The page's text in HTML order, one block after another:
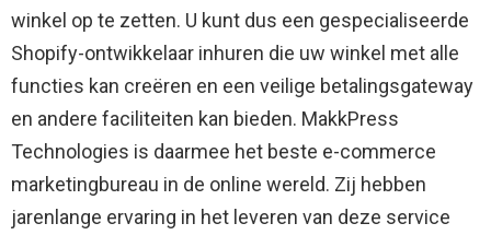
winkel op te zetten. U kunt dus een gespecialiseerde
Shopify-ontwikkelaar inhuren die uw winkel met alle
functies kan creëren en een veilige betalingsgateway
en andere faciliteiten kan bieden. MakkPress
Technologies is daarmee het beste e-commerce
marketingbureau in de online wereld. Zij hebben
jarenlange ervaring in het leveren van deze service